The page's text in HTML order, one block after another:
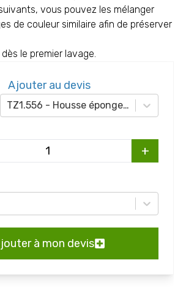
vous pouvez les mélanger
de couleur similaire afin de préserver
le premier lavage.
Ajouter au devis
TZ1.556 - Housse éponge (unité)
+
à mon devis